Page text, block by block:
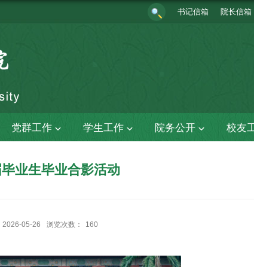
书记信箱 院长信箱
党群工作 学生工作 院务公开 校友
业生毕业合影活动
2026-05-26 浏览次数： 160